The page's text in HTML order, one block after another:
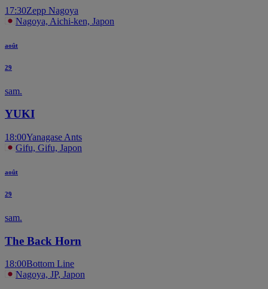
17:30Zepp Nagoya
Nagoya, Aichi-ken, Japon
août
29
sam.
YUKI
18:00Yanagase Ants
Gifu, Gifu, Japon
août
29
sam.
The Back Horn
18:00Bottom Line
Nagoya, JP, Japon